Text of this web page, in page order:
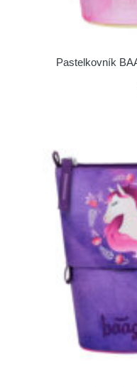
Pastelkovník